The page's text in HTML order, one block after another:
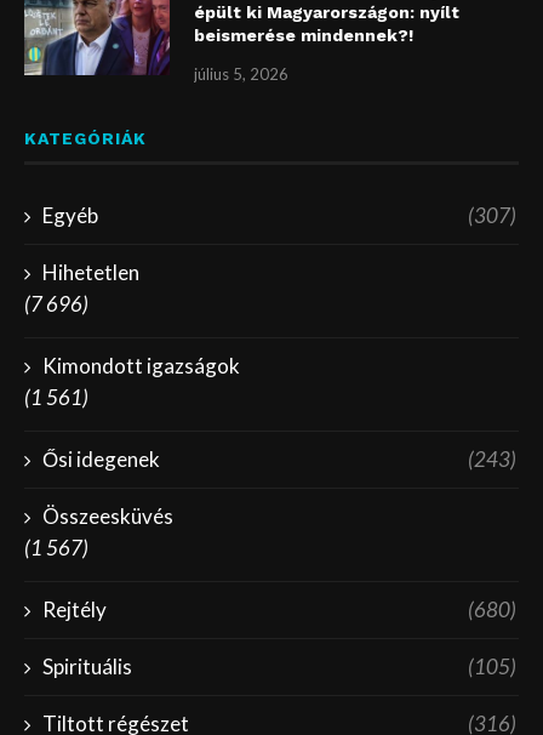
épült ki Magyarországon: nyílt
beismerése mindennek?!
július 5, 2026
KATEGÓRIÁK
Egyéb (307)
Hihetetlen
(7 696)
Kimondott igazságok
(1 561)
Ősi idegenek (243)
Összeesküvés
(1 567)
Rejtély (680)
Spirituális (105)
Tiltott régészet (316)